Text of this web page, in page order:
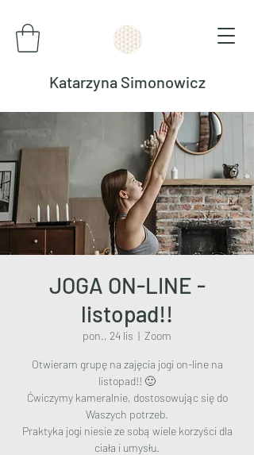
Katarzyna Simonowicz
JOGA ON-LINE -
listopad!!
pon., 24 lis
  |
Zoom
Otwieram grupę na zajęcia jogi on-line na
listopad!! 🙂
Ćwiczymy kameralnie, dostosowując się do
Waszych potrzeb.
Praktyka jogi niesie ze sobą wiele korzyści dla
ciała i umysłu.